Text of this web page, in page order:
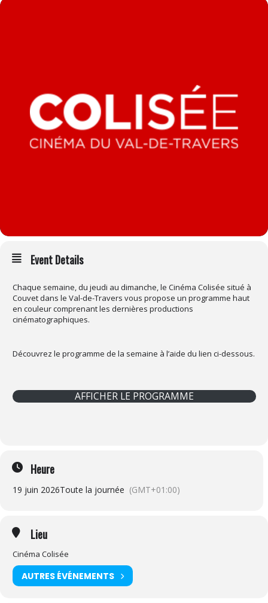
Event Details
Chaque semaine, du jeudi au dimanche, le Cinéma Colisée situé à
Couvet dans le Val-de-Travers vous propose un programme haut
en couleur comprenant les dernières productions
cinématographiques.
Découvrez le programme de la semaine à l’aide du lien ci-dessous.
AFFICHER LE PROGRAMME
Heure
19 juin 2026Toute la journée (GMT+01:00)
Lieu
Cinéma Colisée
AUTRES ÉVÉNEMENTS